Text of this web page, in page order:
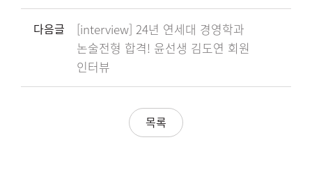
다음글
[interview] 24년 연세대 경영학과
논술전형 합격! 윤선생 김도연 회원
인터뷰
목록